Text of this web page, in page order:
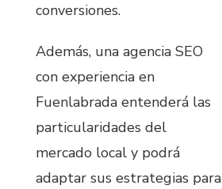
conversiones.
Además, una agencia SEO
con experiencia en
Fuenlabrada entenderá las
particularidades del
mercado local y podrá
adaptar sus estrategias para